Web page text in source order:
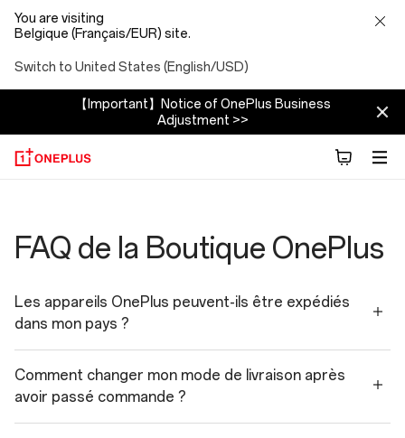
You are visiting
Belgique (Français/EUR) site.
Switch to United States (English/USD)
【Important】Notice of OnePlus Business
Adjustment >>
Faqs
FAQ de la Boutique OnePlus
Les appareils OnePlus peuvent-ils être expédiés
dans mon pays ?
Comment changer mon mode de livraison après
avoir passé commande ?